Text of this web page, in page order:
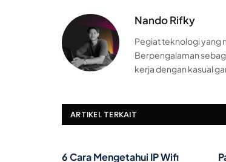
Nando Rifky
Pegiat teknologi yang
Berpengalaman
kerja dengan kasual
ARTIKEL TERKAIT
6 Cara Mengetahui IP Wifi